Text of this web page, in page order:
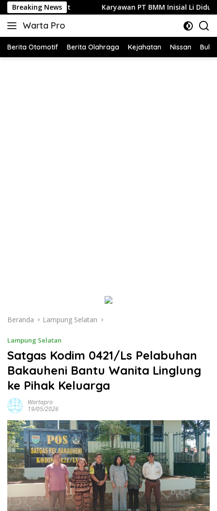
Langsung
ke
konten
Breaking News Karyawan PT BMM Inisial Li Diduga Jual
Warta Pro
Akurat
Terpercaya
Berita Otomotif Berita Olahraga Kejahatan Nissan
Beranda Lampung Selatan
Lampung Selatan
Satgas Kodim 0421/Ls Pelabuhan
Bakauheni Bantu Wanita Linglung
ke Pihak Keluarga
Wartapro
19/05/2026